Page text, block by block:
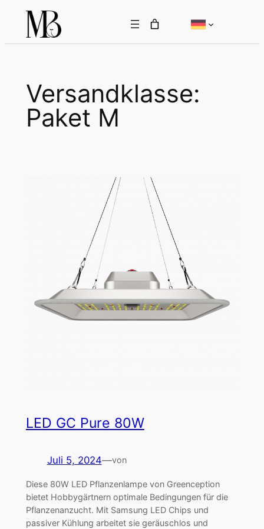
springen
Versandklasse:
Paket M
LED GC Pure 80W
Juli 5, 2024—von
Diese 80W LED Pflanzenlampe von Greenception
bietet Hobbygärtnern optimale Bedingungen für die
Pflanzenanzucht. Mit Samsung LED Chips und
passiver Kühlung arbeitet sie geräuschlos und